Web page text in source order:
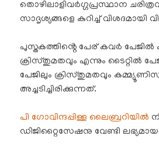
തൊഴിലാളിവർഗ്ഗപ്രസ്ഥാന
സാദൃശ്യങ്ങളെ കുറിച്ച് വിശദമായി
പുസ്തകത്തിൻ്റെ പേര് കവർ
ക്രിസ്തുമതവും എന്നും ടൈറ്റിൽ
പേജിലും ക്രിസ്തുമതവും
അച്ചടിച്ചിരിക്കുന്നത്.
പി ഗോവിന്ദപ്പിള്ള ലൈബ്രറിയിൽ
ഡിജിറ്റൈസേഷനു വേണ്ടി